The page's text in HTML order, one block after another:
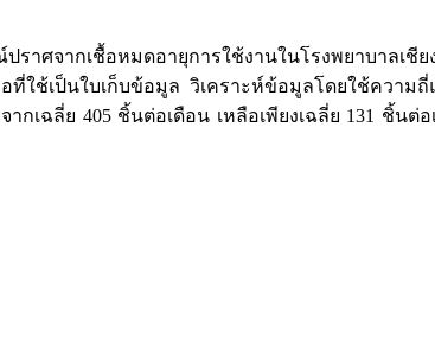
ากเชื้อหมดอายุการใช้งานในโรงพยาบาลเชีย
ใช้เป็นใบเก็บข้อมูล วิเคราะห์ข้อมูลโดยใช้ควา
เฉลี่ย 405 ชิ้นต่อเดือน เหลือเพียงเฉลี่ย 131 ชิ้น